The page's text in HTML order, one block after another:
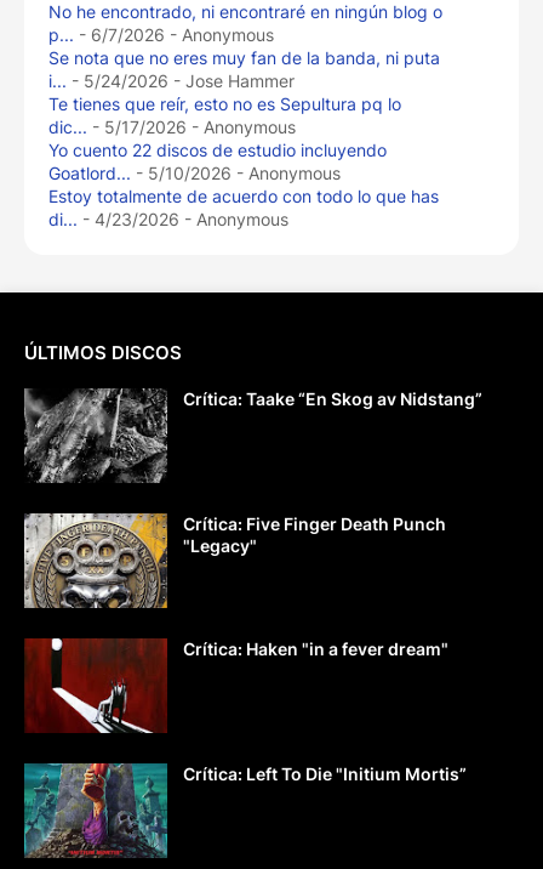
No he encontrado, ni encontraré en ningún blog o
p... - 6/7/2026 - Anonymous
Se nota que no eres muy fan de la banda, ni puta
i... - 5/24/2026 - Jose Hammer
Te tienes que reír, esto no es Sepultura pq lo
dic... - 5/17/2026 - Anonymous
Yo cuento 22 discos de estudio incluyendo
Goatlord... - 5/10/2026 - Anonymous
Estoy totalmente de acuerdo con todo lo que has
di... - 4/23/2026 - Anonymous
ÚLTIMOS DISCOS
Crítica: Taake “En Skog av Nidstang”
Crítica: Five Finger Death Punch
"Legacy"
Crítica: Haken "in a fever dream"
Crítica: Left To Die "Initium Mortis”